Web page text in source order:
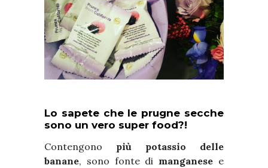
Lo sapete che le prugne secche
sono un vero super food?!
Contengono più potassio delle
banane, sono fonte di manganese e